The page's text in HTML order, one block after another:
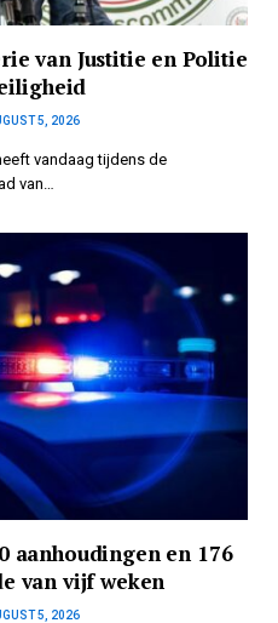
van Justitie en Politie
5, 2026
vandaag tijdens de
van…
aanhoudingen en 176
van vijf weken
5, 2026